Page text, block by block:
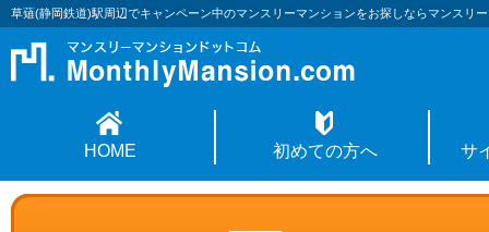
草薙(静岡鉄道)駅周辺でキャンペーン中のマンスリーマンションをお探しならマンスリ
HOME 初めての方へ サ